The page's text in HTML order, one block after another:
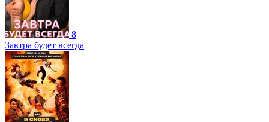
8
Завтра будет всегда